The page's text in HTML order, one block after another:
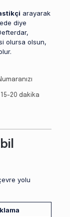
arayarak
diye
olursa olsun,
20 dakika
yolu